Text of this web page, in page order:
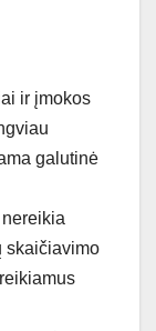
ir įmokos
galutinė
skaičiavimo